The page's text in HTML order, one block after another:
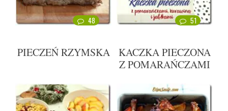
48
PIECZEŃ RZYMSKA
51
KACZKA PIECZONA
Z POMARAŃCZAMI